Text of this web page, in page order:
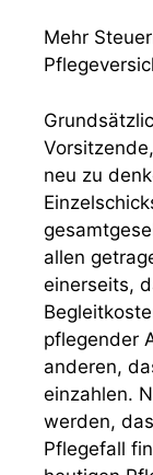
Mehr
neu zu
allen
einerseits,
pflegender
anderen,
einzahlen.
werden,
Pflegefall